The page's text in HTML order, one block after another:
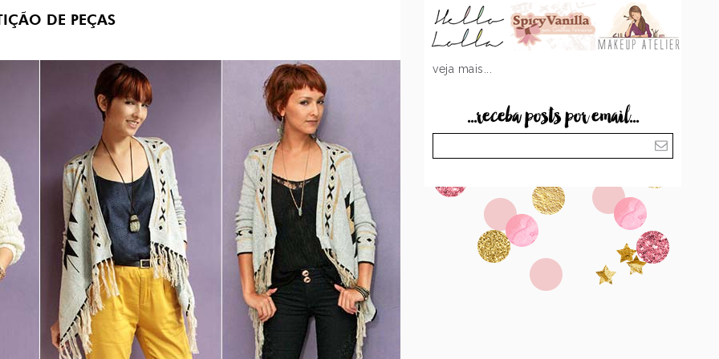
DE PEÇAS
veja mais...
...receba posts por email...